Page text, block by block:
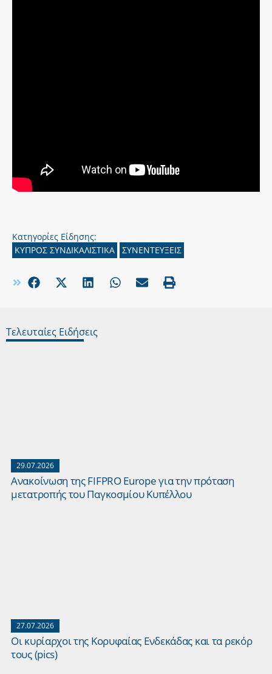
Κατηγορίες Είδησης:
ΚΥΠΡΟΣ ΣΥΝΔΙΚΑΛΙΣΤΙΚΑ
ΣΥΝΕΝΤΕΥΞΕΙΣ
Τελευταίες Ειδήσεις
29.07.2026
Ανακοίνωση της FIFPRO Europe για την πρόταση
μετατροπής του Παγκοσμίου Κυπέλλου
27.07.2026
Οι κυρίαρχοι της Κορυφαίας Ενδεκάδας και τα ρεκόρ
τους (pics)